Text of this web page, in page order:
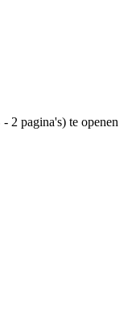
2 pagina's) te openen